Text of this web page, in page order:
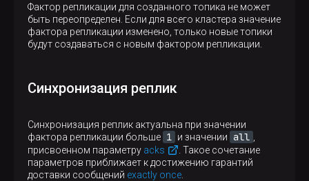
Фактор репликации для созданного топика не может
быть переопределен. Если для всего кластера значение
фактора репликации изменено, только новые топики
будут создаваться с новым фактором репликации.
Синхронизация реплик
Синхронизация реплик актуальна при значении
фактора репликации больше 1 и значении all
присвоенном параметру acks
. Такое сочетание
параметров приближает к достижению гарантий
доставки сообщений exactly once